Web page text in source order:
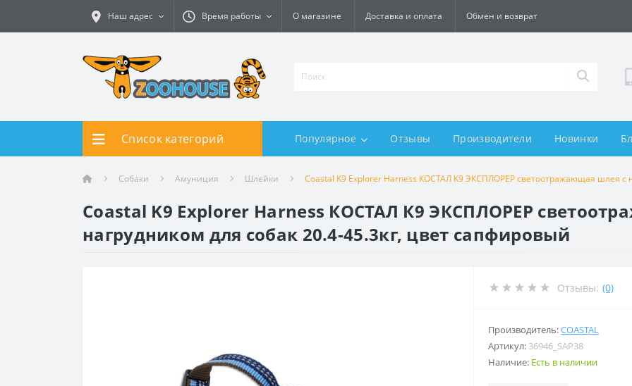
Наш адрес Время работы О магазине Доставка и оплата Обмен и возврат
Список категорий Популярное Отзывы Производители Новинки
Собаки Амуниция Шлейки Coastal K9 Explorer Harness КОСТАЛ К9 ЭКСПЛОРЕР светоотражающая шлея с
Coastal K9 Explorer Harness КОСТАЛ К9 ЭКСПЛОРЕР
нагрудником для собак 20.4-45.3кг, цвет сапфировый
Отзывы: (0)
Производитель:COASTAL
Артикул: 36946_SAP38
Наличие: Есть в наличии